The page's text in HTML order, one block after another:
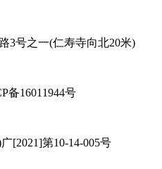
3号之一(仁寿寺向北20米)
备16011944号
[2021]第10-14-005号